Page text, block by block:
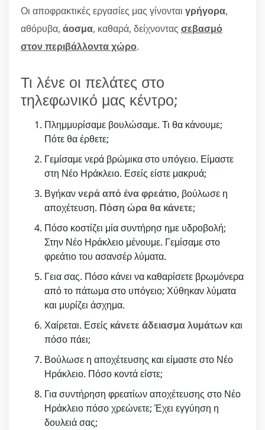
Οι αποφρακτικές εργασίες μας γίνονται γρήγορα,
αθόρυβα, άοσμα, καθαρά, δείχνοντας σεβασμό
στον περιβάλλοντα χώρο.
Τι λένε οι πελάτες στο
τηλεφωνικό μας κέντρο;
Πλημμυρίσαμε βουλώσαμε. Τι θα κάνουμε;
Πότε θα έρθετε;
Γεμίσαμε νερά βρώμικα στο υπόγειο. Είμαστε
στη Νέο Ηράκλειο. Εσείς είστε μακρυά;
Βγήκαννερά από ένα φρεάτιο, βούλωσε η
αποχέτευση. Πόση ώρα θα κάνετε;
Πόσο κοστίζει μία συντήρησ ημε υδροβολή;
Στην Νέο Ηράκλειο μένουμε. Γεμίσαμε στο
φρεάτιο του ασανσέρ λύματα.
Γεια σας. Πόσο κάνει να καθαρίσετε βρωμόνερα
από το πάτωμα στο υπόγειο; Χύθηκαν λύματα
και μυρίζει άσχημα.
Χαίρεται. Εσείς κάνετε άδειασμα λυμάτων και
πόσο πάει;
Βούλωσε η αποχέτευσης και είμαστε στο Νέο
Ηράκλειο. Πόσο κοντά είστε;
Για συντήρηση φρεατίων αποχέτευσης στο Νέο
Ηράκλειο πόσο χρεώνετε; Έχει εγγύηση η
δουλειά σας;